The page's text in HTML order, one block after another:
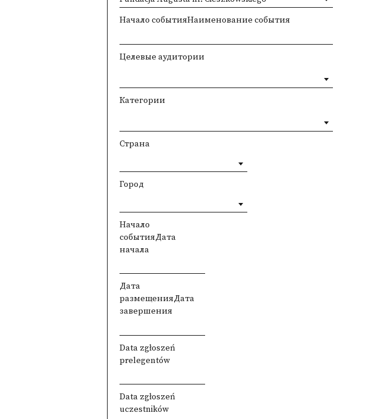
Начало событияНаименование события
Целевые аудитории
Категории
Страна
Город
Начало
событияДата
начала
Дата
размещенияДата
завершения
Data zgłoszeń
prelegentów
Data zgłoszeń
uczestników